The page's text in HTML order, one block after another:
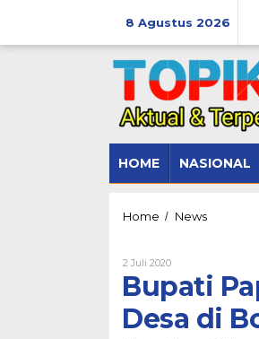
8 Agustus 2026
HOME NASIONAL
Home / NewsBupati
Dana
Desa
di
Bone
2 Juli 2020Oleh
Bupati
Desa di